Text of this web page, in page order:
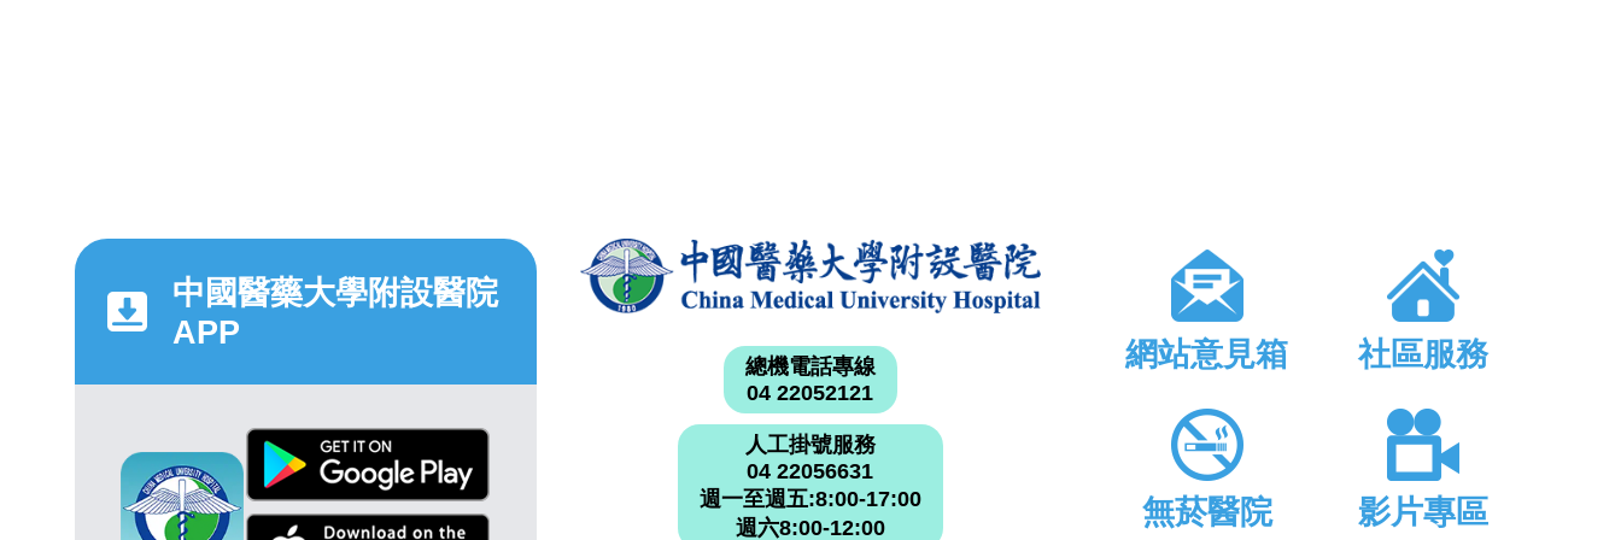
中國醫藥大學附設醫院
APP
總機電話專線
04 22052121
人工掛號服務
04 22056631
週一至週五:8:00-17:00
週六8:00-12:00
網站意見箱 社區服務
無菸醫院 影片專區